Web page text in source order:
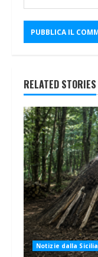
RELATED STORIES
Notizie dalla Sicilia